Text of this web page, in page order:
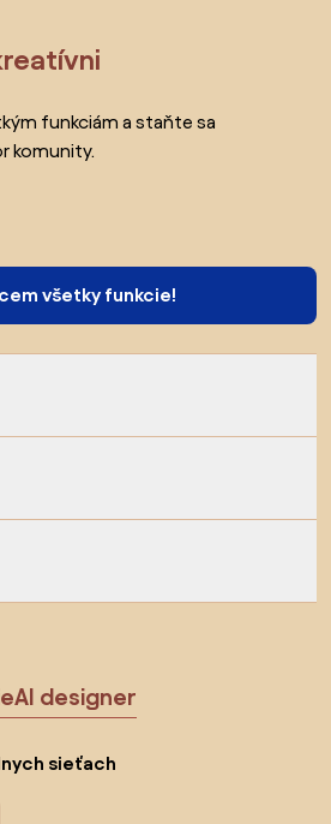
funkciám a staňte sa
komunity.
všetky funkcie!
AI designer
sieťach